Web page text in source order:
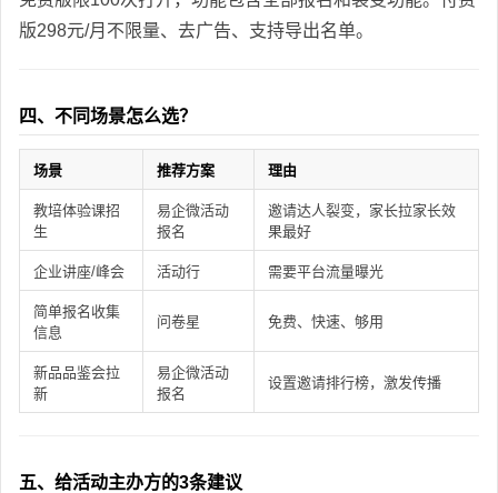
版298元/月不限量、去广告、支持导出名单。
四、不同场景怎么选？
场景 推荐方案 理由
教培体验课招
生
易企微活动
报名
邀请达人裂变，家长拉家长效
果最好
企业讲座/峰会 活动行 需要平台流量曝光
简单报名收集
信息
问卷星 免费、快速、够用
新品品鉴会拉
新
易企微活动
报名
设置邀请排行榜，激发传播
五、给活动主办方的3条建议